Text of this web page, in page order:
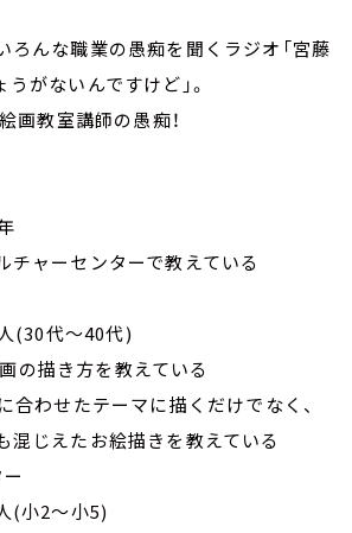
ろんな職業の愚痴を聞くラジオ「宮藤
がないんですけど」。
画教室講師の愚痴！
ャーセンターで教えている
(30代～40代)
の描き方を教えている
合わせたテーマに描くだけでなく、
混じえたお絵描きを教えている
(小2～小5)